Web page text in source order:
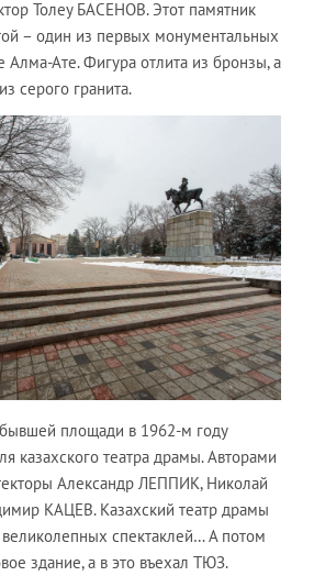
Толеу БАСЕНОВ. Этот памятник
– один из первых монументальных
Алма-Ате. Фигура отлита из бронзы, а
серого гранита.
площади в 1962-м году
казахского театра драмы. Авторами
Александр ЛЕППИК, Николай
КАЦЕВ. Казахский театр драмы
спектаклей… А потом
здание, а в это въехал ТЮЗ.